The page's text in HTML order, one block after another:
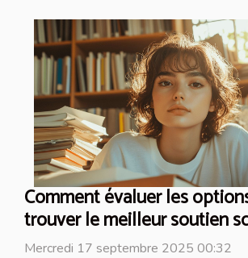
Comment évaluer les
trouver le meilleur soutien
Mercredi 17 septembre 2025 00:32